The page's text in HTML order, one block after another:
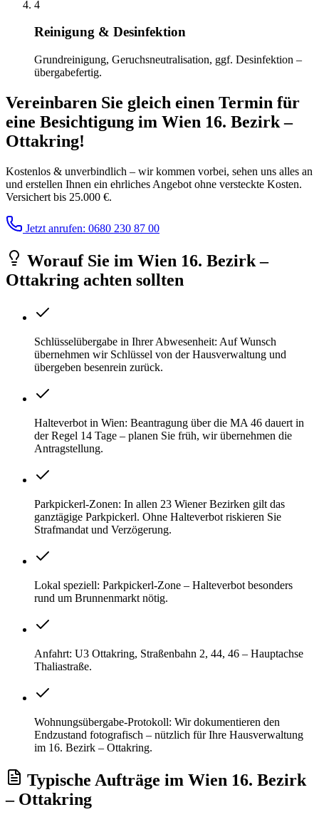
4
Reinigung & Desinfektion
Grundreinigung, Geruchsneutralisation, ggf. Desinfektion –
übergabefertig.
Vereinbaren Sie gleich einen Termin für
eine Besichtigung im Wien 16. Bezirk –
Ottakring!
Kostenlos & unverbindlich – wir kommen vorbei, sehen uns alles an
und erstellen Ihnen ein ehrliches Angebot ohne versteckte Kosten.
Versichert bis 25.000 €.
Jetzt anrufen: 0680 230 87 00
Worauf Sie im Wien 16. Bezirk –
Ottakring achten sollten
Schlüsselübergabe in Ihrer Abwesenheit: Auf Wunsch
übernehmen wir Schlüssel von der Hausverwaltung und
übergeben besenrein zurück.
Halteverbot in Wien: Beantragung über die MA 46 dauert in
der Regel 14 Tage – planen Sie früh, wir übernehmen die
Antragstellung.
Parkpickerl-Zonen: In allen 23 Wiener Bezirken gilt das
ganztägige Parkpickerl. Ohne Halteverbot riskieren Sie
Strafmandat und Verzögerung.
Lokal speziell: Parkpickerl-Zone – Halteverbot besonders
rund um Brunnenmarkt nötig.
Anfahrt: U3 Ottakring, Straßenbahn 2, 44, 46 – Hauptachse
Thaliastraße.
Wohnungsübergabe-Protokoll: Wir dokumentieren den
Endzustand fotografisch – nützlich für Ihre Hausverwaltung
im 16. Bezirk – Ottakring.
Typische Aufträge im Wien 16. Bezirk
– Ottakring